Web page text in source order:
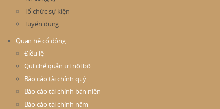
Tổ chức sự kiện
Tuyển dụng
Quan hệ cổ đông
Điều lệ
Qui chế quản trị nội bộ
Báo cáo tài chính quý
Báo cáo tài chính bán niên
Báo cáo tài chính năm